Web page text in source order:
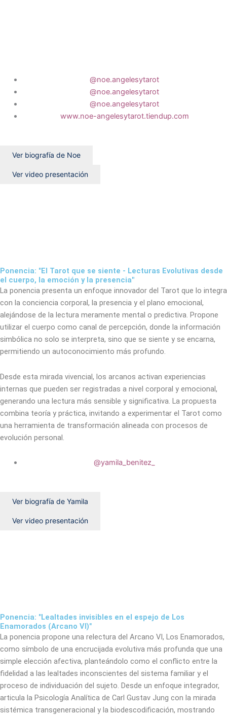
@noe.angelesytarot
@noe.angelesytarot
@noe.angelesytarot
www.noe-angelesytarot.tiendup.com
Ver biografía de Noe
Ver video presentación
Ponencia: "El Tarot que se siente - Lecturas Evolutivas desde
el cuerpo, la emoción y la presencia"
La ponencia presenta un enfoque innovador del Tarot que lo integra
con la conciencia corporal, la presencia y el plano emocional,
alejándose de la lectura meramente mental o predictiva. Propone
utilizar el cuerpo como canal de percepción, donde la información
simbólica no solo se interpreta, sino que se siente y se encarna,
permitiendo un autoconocimiento más profundo.
Desde esta mirada vivencial, los arcanos activan experiencias
internas que pueden ser registradas a nivel corporal y emocional,
generando una lectura más sensible y significativa. La propuesta
combina teoría y práctica, invitando a experimentar el Tarot como
una herramienta de transformación alineada con procesos de
evolución personal.
@yamila_benitez_
Ver biografía de Yamila
Ver video presentación
Ponencia: "Lealtades invisibles en el espejo de Los
Enamorados (Arcano VI)"
La ponencia propone una relectura del Arcano VI, Los Enamorados,
como símbolo de una encrucijada evolutiva más profunda que una
simple elección afectiva, planteándolo como el conflicto entre la
fidelidad a las lealtades inconscientes del sistema familiar y el
proceso de individuación del sujeto. Desde un enfoque integrador,
articula la Psicología Analítica de Carl Gustav Jung con la mirada
sistémica transgeneracional y la biodescodificación, mostrando